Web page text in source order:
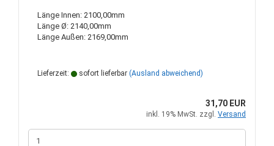
Länge Innen: 2100,00mm
Länge Ø: 2140,00mm
Länge Außen: 2169,00mm
Lieferzeit: sofort lieferbar (Ausland abweichend)
31,70 EUR
inkl. 19% MwSt. zzgl. Versand